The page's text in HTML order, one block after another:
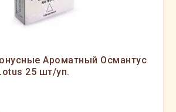
Ароматный Османтус
25 шт/уп.